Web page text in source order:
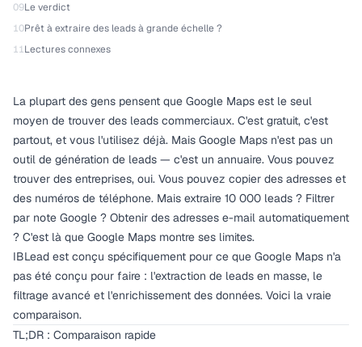
09Le verdict
10Prêt à extraire des leads à grande échelle ?
11Lectures connexes
La plupart des gens pensent que Google Maps est le seul
moyen de trouver des leads commerciaux. C'est gratuit, c'est
partout, et vous l'utilisez déjà. Mais Google Maps n'est pas un
outil de génération de leads — c'est un annuaire. Vous pouvez
trouver des entreprises, oui. Vous pouvez copier des adresses et
des numéros de téléphone. Mais extraire 10 000 leads ? Filtrer
par note Google ? Obtenir des adresses e-mail automatiquement
? C'est là que Google Maps montre ses limites.
IBLead est conçu spécifiquement pour ce que Google Maps n'a
pas été conçu pour faire : l'extraction de leads en masse, le
filtrage avancé et l'enrichissement des données. Voici la vraie
comparaison.
TL;DR : Comparaison rapide